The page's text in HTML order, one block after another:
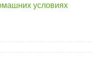
условиях